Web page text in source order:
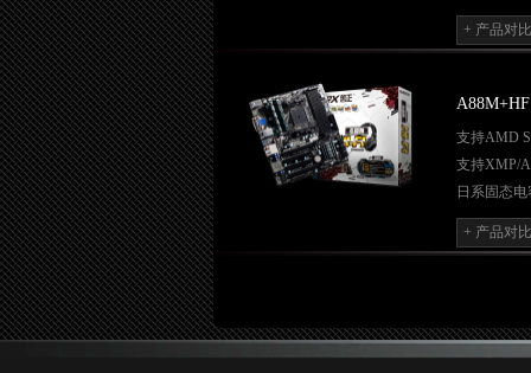
独立音效
独立音频
Q-BOOT
+ 产品对比
A88M+HF
支持AMD
支持XMP/
日系固态电
独立音效
独立音频
网吧无盘
风扇可调节
+ 产品对比